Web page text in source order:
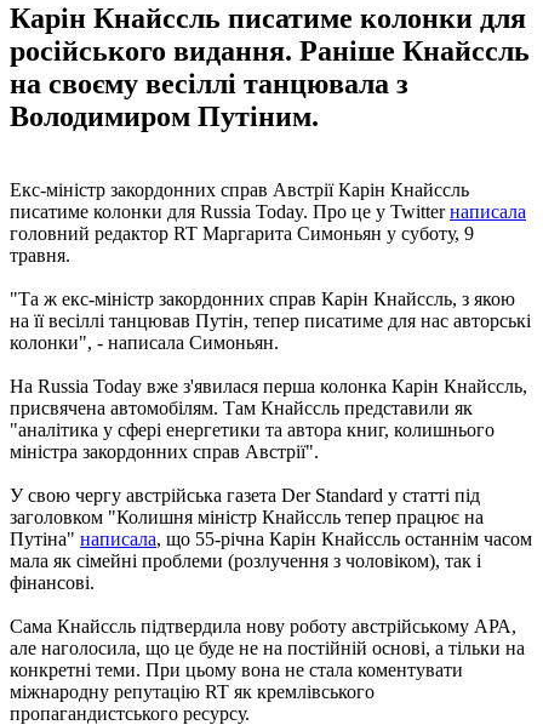
Карін Кнайссль писатиме колонки для
російського видання. Раніше Кнайссль
на своєму весіллі танцювала з
Володимиром Путіним.
Екс-міністр закордонних справ Австрії Карін Кнайссль
писатиме колонки для Russia Today. Про це у Twitterнаписала
головний редактор RT Маргарита Симоньян у суботу, 9
травня.
"Та ж екс-міністр закордонних справ Карін Кнайссль, з якою
на її весіллі танцював Путін, тепер писатиме для нас авторські
колонки", - написала Симоньян.
На Russia Today вже з'явилася перша колонка Карін Кнайссль,
присвячена автомобілям. Там Кнайссль представили як
"аналітика у сфері енергетики та автора книг, колишнього
міністра закордонних справ Австрії".
У свою чергу австрійська газета Der Standard у статті під
заголовком "Колишня міністр Кнайссль тепер працює на
Путіна" написала, що 55-річна Карін Кнайссль останнім часом
мала як сімейні проблеми (розлучення з чоловіком), так і
фінансові.
Сама Кнайссль підтвердила нову роботу австрійському АРА,
але наголосила, що це буде не на постійній основі, а тільки на
конкретні теми. При цьому вона не стала коментувати
міжнародну репутацію RT як кремлівського
пропагандистського ресурсу.